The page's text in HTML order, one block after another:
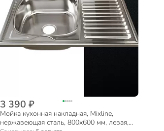
3 390 ₽
Мойка кухонная накладная, Mixline,
нержавеющая сталь, 800х600 мм, левая,